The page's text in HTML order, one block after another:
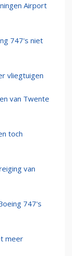
Airport
747's niet
vliegtuigen
van Twente
toch
van
747's
meer